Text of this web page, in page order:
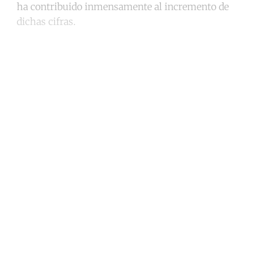
ha contribuido inmensamente al incremento de
dichas cifras.